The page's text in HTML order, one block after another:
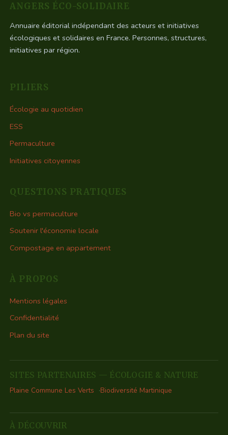
ANGERS ÉCO-SOLIDAIRE
Annuaire éditorial indépendant des acteurs et initiatives
écologiques et solidaires en France. Personnes, structures,
initiatives par région.
PILIERS
Écologie au quotidien
ESS
Permaculture
Initiatives citoyennes
QUESTIONS PRATIQUES
Bio vs permaculture
Soutenir l'économie locale
Compostage en appartement
À PROPOS
Mentions légales
Confidentialité
Plan du site
SITES PARTENAIRES — ÉCOLOGIE & NATURE
Plaine Commune Les Verts
Biodiversité Martinique
À DÉCOUVRIR